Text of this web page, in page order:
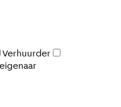
Verhuurder